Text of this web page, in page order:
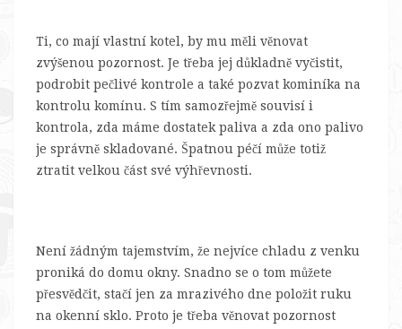
Ti, co mají vlastní kotel, by mu měli věnovat
zvýšenou pozornost. Je třeba jej důkladně vyčistit,
podrobit pečlivé kontrole a také pozvat kominíka na
kontrolu komínu. S tím samozřejmě souvisí i
kontrola, zda máme dostatek paliva a zda ono palivo
je správně skladované. Špatnou péčí může totiž
ztratit velkou část své výhřevnosti.
Není žádným tajemstvím, že nejvíce chladu z venku
proniká do domu okny. Snadno se o tom můžete
přesvědčit, stačí jen za mrazivého dne položit ruku
na okenní sklo. Proto je třeba věnovat pozornost